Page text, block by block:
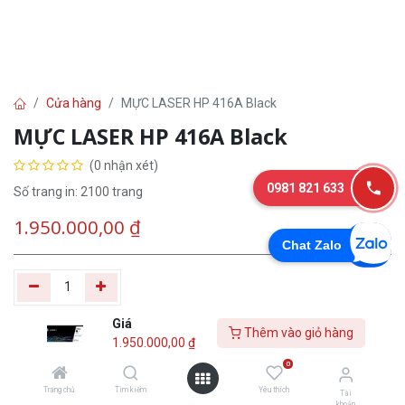
Giá
1.950.000,00 ₫
Thêm vào giỏ hàng
Trang chủ Tìm kiếm
0
Yêu thích
Tài
Cửa hàng MỰC LASER HP 416A Black
MỰC LASER HP 416A Black
(0 nhận xét)
Số trang in: 2100 trang
1.950.000,00 ₫
Thêm vào giỏ
Tư
Mua
Yêu thích
Chat Zalo
0981 821 633